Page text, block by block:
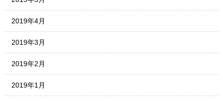
2019年4月
2019年3月
2019年2月
2019年1月